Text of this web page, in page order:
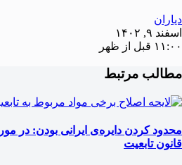
دیاران
اسفند ۹, ۱۴۰۲
۱۱:۰۰ قبل از ظهر
مطالب مرتبط
محدود کردن دایره‌ی ایرانی بودن: در
قانون تابعیت